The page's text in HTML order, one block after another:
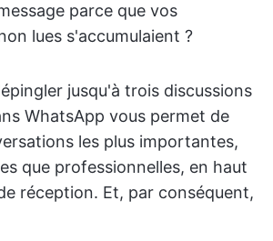
parce que vos
lues s'accumulaient ?
jusqu'à trois discussions
WhatsApp vous permet de
les plus importantes,
que professionnelles, en haut
réception. Et, par conséquent,